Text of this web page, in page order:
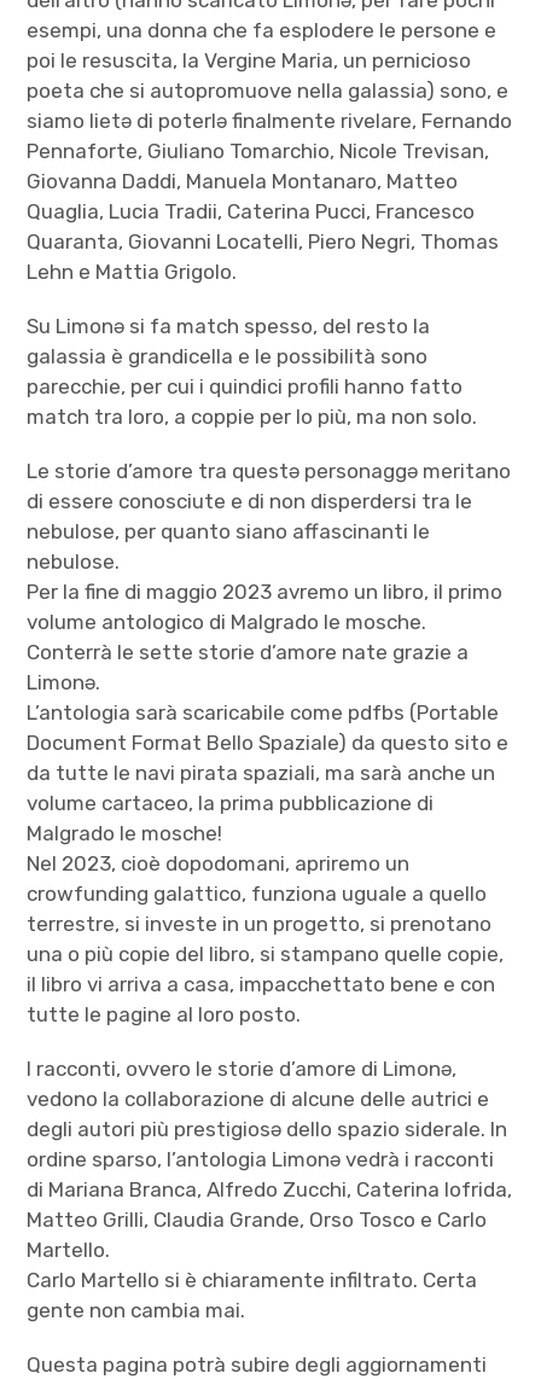
esempi, una donna che fa esplodere le persone e
poi le resuscita, la Vergine Maria, un pernicioso
poeta che si autopromuove nella galassia) sono, e
siamo lietə di poterlə finalmente rivelare, Fernando
Pennaforte, Giuliano Tomarchio, Nicole Trevisan,
Giovanna Daddi, Manuela Montanaro, Matteo
Quaglia, Lucia Tradii, Caterina Pucci, Francesco
Quaranta, Giovanni Locatelli, Piero Negri, Thomas
Lehn e Mattia Grigolo.
Su Limonə si fa match spesso, del resto la
galassia è grandicella e le possibilità sono
parecchie, per cui i quindici profili hanno fatto
match tra loro, a coppie per lo più, ma non solo.
Le storie d’amore tra questə personaggə meritano
di essere conosciute e di non disperdersi tra le
nebulose, per quanto siano affascinanti le
nebulose.
Per la fine di maggio 2023 avremo un libro, il primo
volume antologico di Malgrado le mosche.
Conterrà le sette storie d’amore nate grazie a
Limonə.
L’antologia sarà scaricabile come pdfbs (Portable
Document Format Bello Spaziale) da questo sito e
da tutte le navi pirata spaziali, ma sarà anche un
volume cartaceo, la prima pubblicazione di
Malgrado le mosche!
Nel 2023, cioè dopodomani, apriremo un
crowfunding galattico, funziona uguale a quello
terrestre, si investe in un progetto, si prenotano
una o più copie del libro, si stampano quelle copie,
il libro vi arriva a casa, impacchettato bene e con
tutte le pagine al loro posto.
I racconti, ovvero le storie d’amore di Limonə,
vedono la collaborazione di alcune delle autrici e
degli autori più prestigiosə dello spazio siderale. In
ordine sparso, l’antologia Limonə vedrà i racconti
di Mariana Branca, Alfredo Zucchi, Caterina Iofrida,
Matteo Grilli, Claudia Grande, Orso Tosco e Carlo
Martello.
Carlo Martello si è chiaramente infiltrato. Certa
gente non cambia mai.
Questa pagina potrà subire degli aggiornamenti